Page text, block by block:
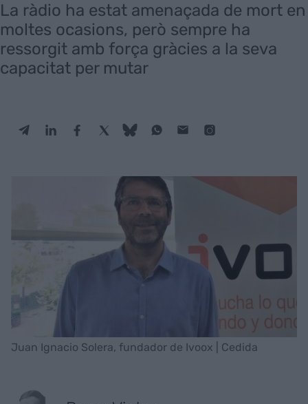
La ràdio ha estat amenaçada de mort en
moltes ocasions, però sempre ha
ressorgit amb força gràcies a la seva
capacitat per mutar
Juan Ignacio Solera, fundador de Ivoox | Cedida